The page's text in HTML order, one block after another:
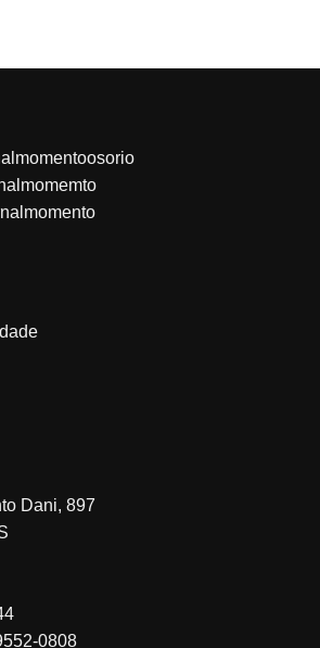
Dani, 897
0808